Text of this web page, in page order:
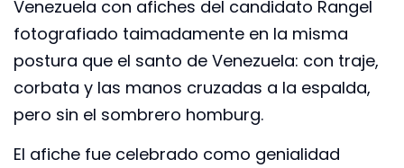
Venezuela con afiches del candidato Rangel
fotografiado taimadamente en la misma
postura que el santo de Venezuela: con traje,
corbata y las manos cruzadas a la espalda,
pero sin el sombrero homburg.
El afiche fue celebrado como genialidad